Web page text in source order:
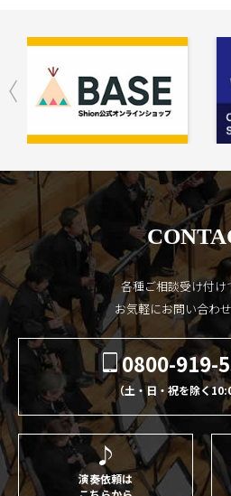
各種ご相談受け付け
お気軽にお問い合わ
0800-919-
（土・日・祝を除く
演奏依頼は